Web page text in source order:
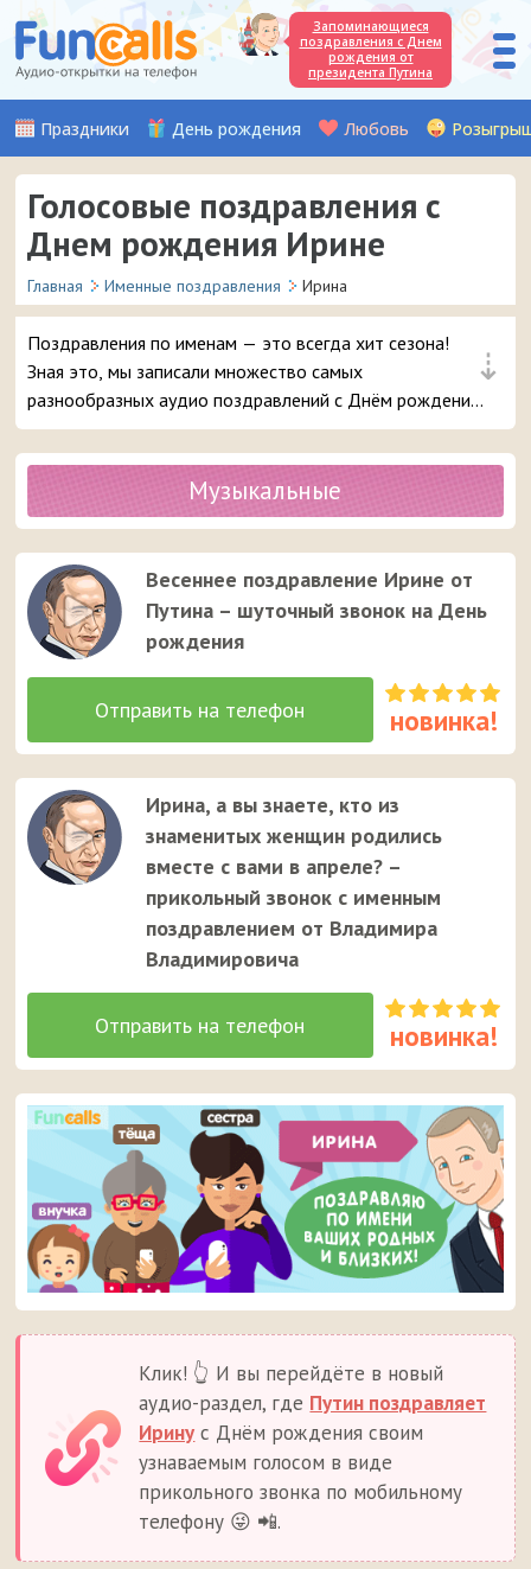
Запоминающиеся
поздравления с Днем
рождения от
президента Путина
Праздники День рождения Любовь
Голосовые поздравления с
Днем рождения Ирине
Главная Именные поздравления Ирина
⇣
Поздравления по именам — это всегда хит сезона!
Зная это, мы записали множество самых
разнообразных аудио поздравлений с Днём рождения,
чтобы вы могли с выдумкой поздравить вашу подругу
или знакомую с именем Ирина. Выбирайте лучшее
поздравление и в 3 клика отправляйте его на телефон
девушке.
Музыкальные
Весеннее поздравление Ирине от
Путина – шуточный звонок на День
рождения
Ирина, а вы знаете, кто из
знаменитых женщин родились
вместе с вами в апреле? –
прикольный звонок с именным
поздравлением от Владимира
Владимировича
Клик! 👆 И вы перейдёте в новый
аудио-раздел, где Путин поздравляет
Ирину с Днём рождения своим
узнаваемым голосом в виде
прикольного звонка по мобильному
телефону 😜 📲.